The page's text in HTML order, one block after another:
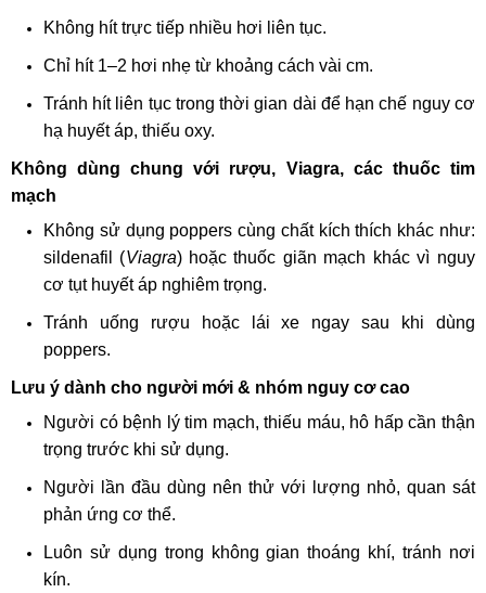
Không hít trực tiếp nhiều hơi liên tục.
Chỉ hít 1–2 hơi nhẹ từ khoảng cách vài cm.
Tránh hít liên tục trong thời gian dài để hạn chế nguy cơ
hạ huyết áp, thiếu oxy.
Không dùng chung với rượu, Viagra, các thuốc tim
mạch
Không sử dụng poppers cùng chất kích thích khác như:
sildenafil (Viagra) hoặc thuốc giãn mạch khác vì nguy
cơ tụt huyết áp nghiêm trọng.
Tránh uống rượu hoặc lái xe ngay sau khi dùng
poppers.
Lưu ý dành cho người mới & nhóm nguy cơ cao
Người có bệnh lý tim mạch, thiếu máu, hô hấp cần thận
trọng trước khi sử dụng.
Người lần đầu dùng nên thử với lượng nhỏ, quan sát
phản ứng cơ thể.
Luôn sử dụng trong không gian thoáng khí, tránh nơi
kín.